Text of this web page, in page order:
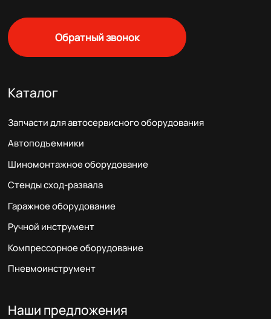
Обратный звонок
Каталог
Запчасти для автосервисного оборудования
Автоподъемники
Шиномонтажное оборудование
Стенды сход-развала
Гаражное оборудование
Ручной инструмент
Компрессорное оборудование
Пневмоинструмент
Наши предложения